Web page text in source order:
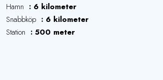
Hamn
6 kilometer
Snabbköp
6 kilometer
Station
500 meter